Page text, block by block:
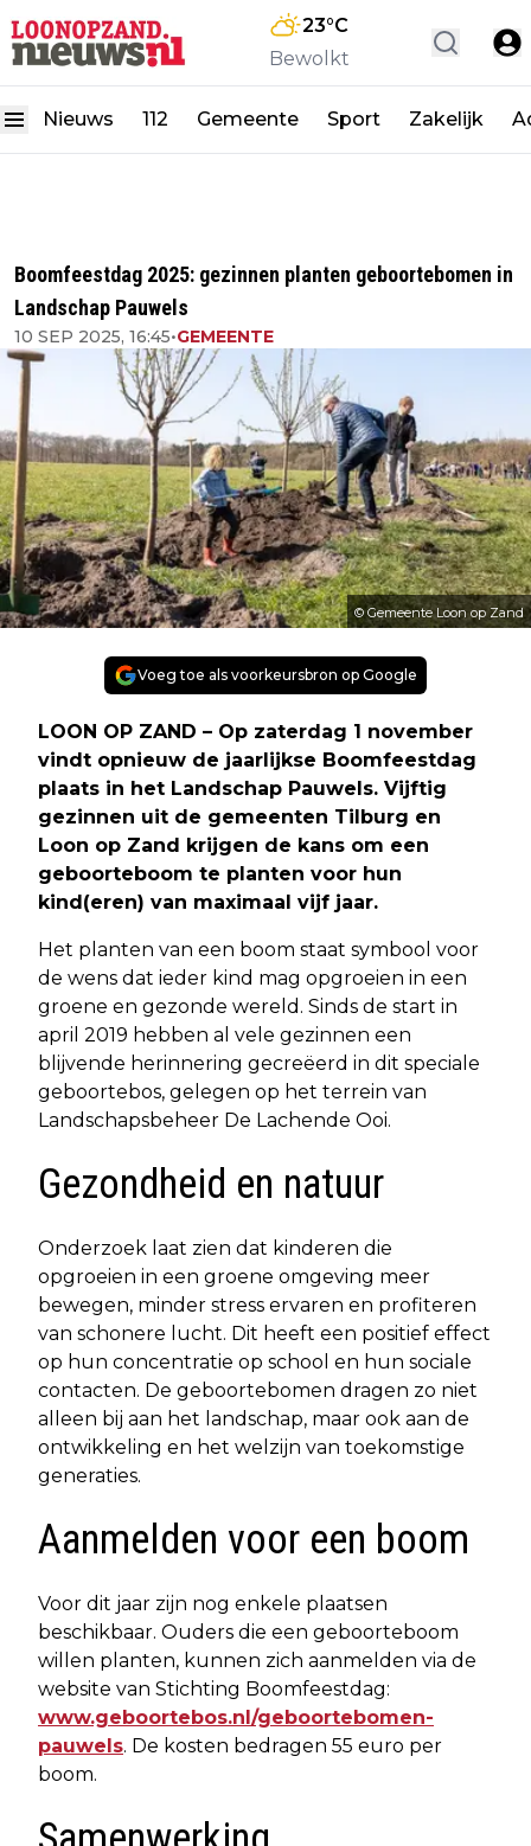
23°C
Bewolkt
Nieuws 112 Gemeente Sport Zakelijk
Boomfeestdag 2025: gezinnen planten geboortebomen in
Landschap Pauwels
10 SEP 2025, 16:45•GEMEENTE
© Gemeente Loon op Zand
Voeg toe als voorkeursbron op Google
LOON OP ZAND – Op zaterdag 1 november
vindt opnieuw de jaarlijkse Boomfeestdag
plaats in het Landschap Pauwels. Vijftig
gezinnen uit de gemeenten Tilburg en
Loon op Zand krijgen de kans om een
geboorteboom te planten voor hun
kind(eren) van maximaal vijf jaar.
Het planten van een boom staat symbool voor
de wens dat ieder kind mag opgroeien in een
groene en gezonde wereld. Sinds de start in
april 2019 hebben al vele gezinnen een
blijvende herinnering gecreëerd in dit speciale
geboortebos, gelegen op het terrein van
Landschapsbeheer De Lachende Ooi.
Gezondheid en natuur
Onderzoek laat zien dat kinderen die
opgroeien in een groene omgeving meer
bewegen, minder stress ervaren en profiteren
van schonere lucht. Dit heeft een positief effect
op hun concentratie op school en hun sociale
contacten. De geboortebomen dragen zo niet
alleen bij aan het landschap, maar ook aan de
ontwikkeling en het welzijn van toekomstige
generaties.
Aanmelden voor een boom
Voor dit jaar zijn nog enkele plaatsen
beschikbaar. Ouders die een geboorteboom
willen planten, kunnen zich aanmelden via de
website van Stichting Boomfeestdag:
www.geboortebos.nl/geboortebomen-
pauwels. De kosten bedragen 55 euro per
boom.